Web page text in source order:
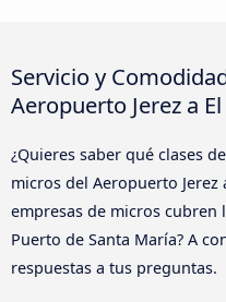
Servicio y
Aeropuerto Jerez a
¿Quieres saber qué clases
micros del Aeropuerto Jerez
empresas de micros cubren
Puerto de Santa María? A
respuestas a tus preguntas.